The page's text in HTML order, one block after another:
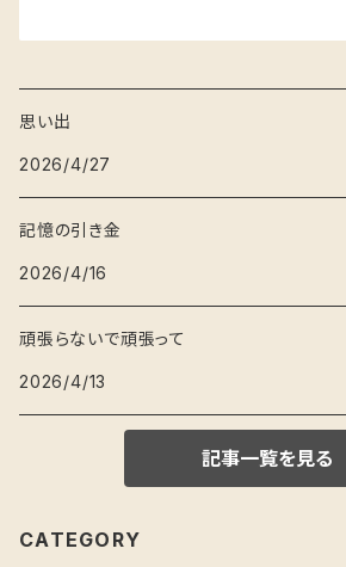
思い出
2026/4/27
記憶の引き金
2026/4/16
頑張らないで頑張って
2026/4/13
記事一覧を見る
CATEGORY